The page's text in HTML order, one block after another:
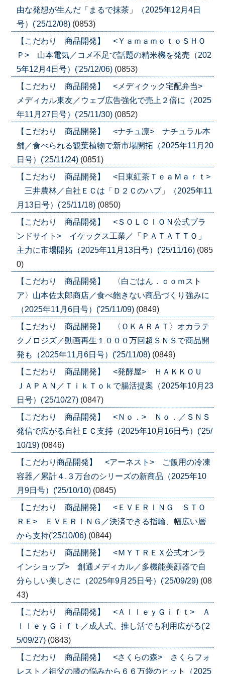
由な発想が生んだ「まるで抹茶」（2025年12月4日
号）('25/12/08) (0853)
【こだわり 商品開発】 <ＹａｍａｍｏｔｏＳＨＯ
Ｐ> 山本電気／コメ不足で話題の精米機を発売（202
5年12月4日号）('25/12/06) (0853)
【こだわり 商品開発】 <メディクック宅配弁当>
メディカル東友／ウェブ広告強化で売上２倍に（2025
年11月27日号）('25/11/30) (0852)
【こだわり 商品開発】 <ナチュ凛> ナチュラル本
舗／食べられる観葉植物で新市場開拓（2025年11月20
日号）('25/11/24) (0851)
【こだわり 商品開発】 <日東紅茶ＴｅａＭａｒｔ>
三井農林／自社ＥＣは「Ｄ２Ｃのハブ」（2025年11
月13日号）('25/11/18) (0850)
【こだわり 商品開発】 <ＳＯＬＣＩＯＮ公式ブラ
ンドサイト> イケックス工業／「ＰＡＴＡＴＴＯ」
主力に市場開拓（2025年11月13日号）('25/11/16) (085
0)
【こだわり 商品開発】 〈白ごはん．ｃｏｍスト
ア〉山本佐太郎商店／食べ飽きない商品づくり強みに
（2025年11月6日号）('25/11/09) (0849)
【こだわり 商品開発】 〈ＯＫＡＲＡＴ〉オカラテ
クノロジズ／動画再生１０００万回超ＳＮＳで商品開
発も（2025年11月6日号）('25/11/08) (0849)
【こだわり 商品開発】 <発酵屋> ＨＡＫＫＯＵ
ＪＡＰＡＮ／ＴｉｋＴｏｋで腸活提案（2025年10月23
日号）('25/10/27) (0847)
【こだわり 商品開発】 <Ｎｏ．> Ｎｏ．／ＳＮＳ
発信で広がる自社ＥＣ支持（2025年10月16日号）('25/
10/19) (0846)
【こだわり商品開発】 <アーネスト> ご飯用の冷凍
容器／累計４.３万台のシリーズの新商品（2025年10
月9日号）('25/10/10) (0845)
【こだわり 商品開発】 <ＥＶＥＲＩＮＧ ＳＴＯ
ＲＥ> ＥＶＥＲＩＮＧ／決済できる指輪、幅広い層
から支持('25/10/06) (0844)
【こだわり 商品開発】 <ＭＹＴＲＥＸ公式オンラ
インショップ> 創通メディカル／多機能美顔器で自
分らしい美しさに（2025年9月25日号）('25/09/29) (08
43)
【こだわり 商品開発】 <ＡｌｌｅｙＧｉｆｔ> Ａ
ｌｌｅｙＧｉｆｔ／成人式、推し活でも利用広がる('2
5/09/27) (0843)
【こだわり 商品開発】 <さくらの森> さくらフォ
レスト／祖父の膝の悩みから６６万袋のヒット（2025